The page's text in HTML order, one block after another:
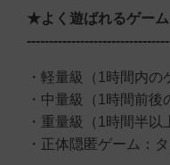
★よく遊ばれるゲー
・軽量級（1時間内
・中量級（1時間前
・重量級（1時間半
・正体隠匿ゲーム：